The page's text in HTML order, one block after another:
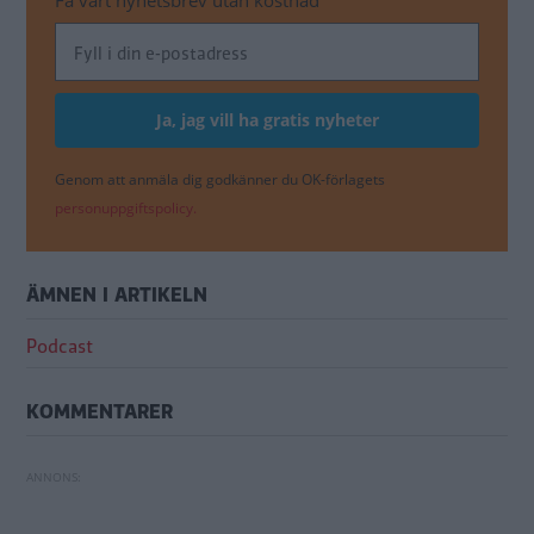
Genom att anmäla dig godkänner du OK-förlagets
personuppgiftspolicy.
ÄMNEN I ARTIKELN
Podcast
KOMMENTARER